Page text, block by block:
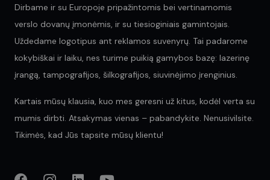
Dirbame ir su Europoje pripažintomis bei vertinamomis
verslo dovanų įmonėmis, ir su tiesioginiais gamintojais.
Uždedame logotipus ant reklamos suvenyrų. Tai padarome
kokybiškai ir laiku, nes turime puikią gamybos bazę: lazerinę
įrangą, tampografijos, šilkografijos, siuvinėjimo įrenginius.
Kartais mūsų klausia, kuo mes geresni už kitus, kodėl verta su
mumis dirbti. Atsakymas vienas – pabandykite. Nenusivilsite.
Tikimės, kad Jūs tapsite mūsų klientu!